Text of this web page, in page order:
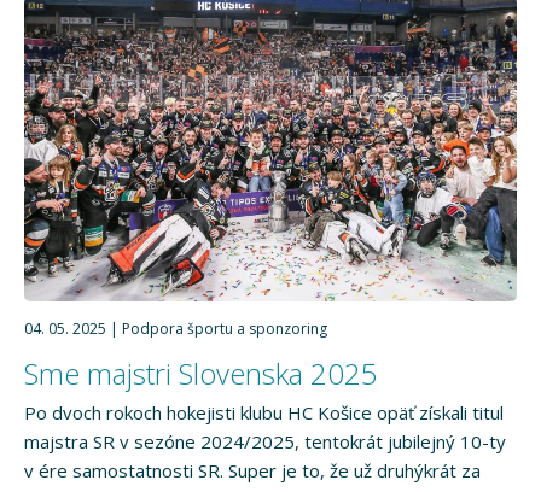
04. 05. 2025 Podpora športu a sponzoring
Sme majstri Slovenska 2025
Po dvoch rokoch hokejisti klubu HC Košice opäť získali titul
majstra SR v sezóne 2024/2025, tentokrát jubilejný 10-ty
v ére samostatnosti SR. Super je to, že už druhýkrát za